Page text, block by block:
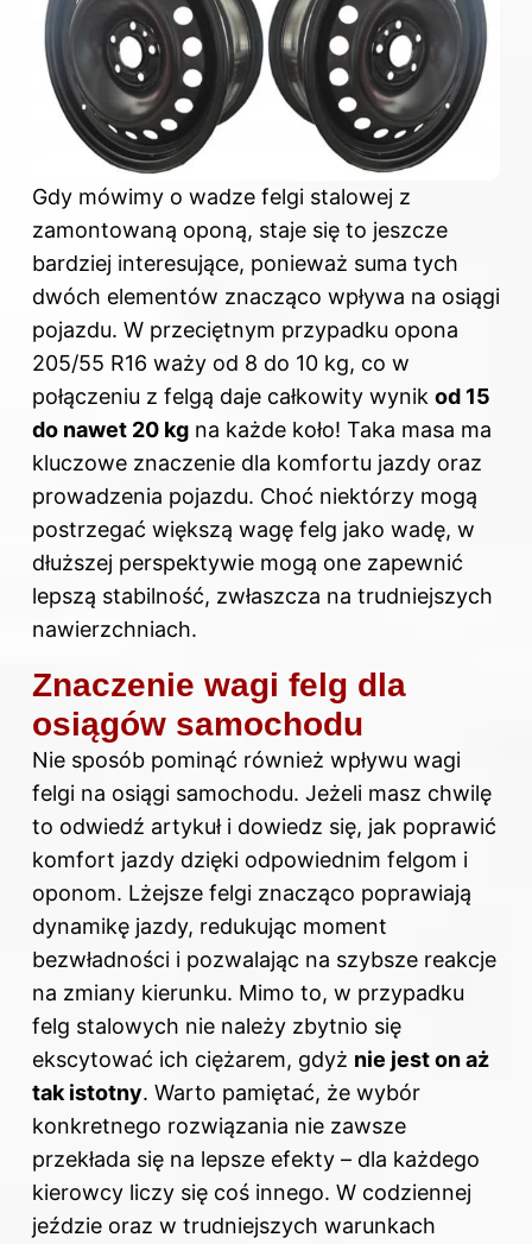
Gdy mówimy o wadze felgi stalowej z
zamontowaną oponą, staje się to jeszcze
bardziej interesujące, ponieważ suma tych
dwóch elementów znacząco wpływa na osiągi
pojazdu. W przeciętnym przypadku opona
205/55 R16 waży od 8 do 10 kg, co w
połączeniu z felgą daje całkowity wynik od 15
do nawet 20 kg na każde koło! Taka masa ma
kluczowe znaczenie dla komfortu jazdy oraz
prowadzenia pojazdu. Choć niektórzy mogą
postrzegać większą wagę felg jako wadę, w
dłuższej perspektywie mogą one zapewnić
lepszą stabilność, zwłaszcza na trudniejszych
nawierzchniach.
Znaczenie wagi felg dla
osiągów samochodu
Nie sposób pominąć również wpływu wagi
felgi na osiągi samochodu. Jeżeli masz chwilę
to odwiedź artykuł i dowiedz się, jak poprawić
komfort jazdy dzięki odpowiednim felgom i
oponom. Lżejsze felgi znacząco poprawiają
dynamikę jazdy, redukując moment
bezwładności i pozwalając na szybsze reakcje
na zmiany kierunku. Mimo to, w przypadku
felg stalowych nie należy zbytnio się
ekscytować ich ciężarem, gdyż nie jest on aż
tak istotny. Warto pamiętać, że wybór
konkretnego rozwiązania nie zawsze
przekłada się na lepsze efekty – dla każdego
kierowcy liczy się coś innego. W codziennej
jeździe oraz w trudniejszych warunkach